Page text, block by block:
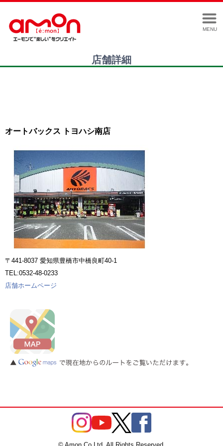
MENU
店舗詳細
オートバックス トヨハシ南店
〒441-8037 愛知県豊橋市中橋良町40-1
TEL:0532-48-0233
店舗ホームページ